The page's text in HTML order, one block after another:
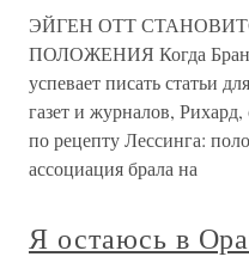
ЭЙГЕН ОТТ
ПОЛОЖЕНИЯ Когда
успевает писать статьи
газет и журналов,
по рецепту Лессинга:
ассоциация брала на
Я остаюсь в